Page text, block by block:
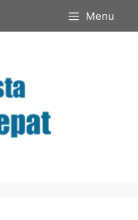
Menu